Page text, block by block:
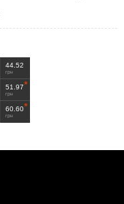
44.52
грн
51.97
грн
60.60
грн